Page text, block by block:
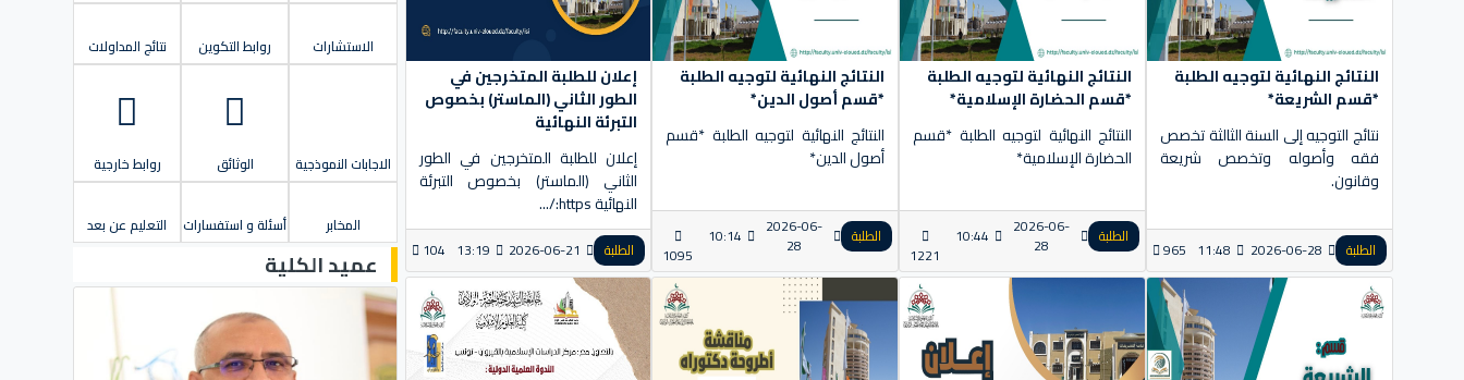
النتائج النهائية لتوجيه الطلبة
*قسم الشريعة*
نتائج التوجيه إلى السنة الثالثة تخصص
فقه وأصوله وتخصص شريعة
وقانون.
الطلبة 2026-06-28
11:48
965
النتائج النهائية لتوجيه الطلبة
*قسم الحضارة الإسلامية*
النتائج النهائية لتوجيه الطلبة *قسم
الحضارة الإسلامية*
الطلبة 2026-06-
28
10:44
1221
النتائج النهائية لتوجيه الطلبة
*قسم أصول الدين*
النتائج النهائية لتوجيه الطلبة *قسم
أصول الدين*
الطلبة 2026-06-
28
10:14
1095
إعلان للطلبة المتخرجين في
الطور الثاني (الماستر) بخصوص
التبرئة النهائية
إعلان للطلبة المتخرجين في الطور
الثاني (الماستر) بخصوص التبرئة
النهائية https:/...
الطلبة 2026-06-21
13:19
104
الاستشارات روابط التكوين نتائج المداولات
الاجابات النموذجية الوثائق روابط خارجية
المخابر أسئلة و استفسارات التعليم عن بعد
عميد الكلية